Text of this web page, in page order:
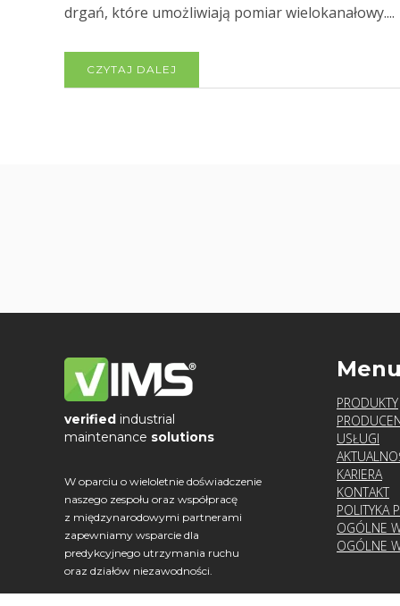
drgań, które umożliwiają pomiar wielokanałowy....
CZYTAJ DALEJ
verified industrial
maintenance solutions
W oparciu o wieloletnie doświadczenie
naszego zespołu oraz współpracę
z międzynarodowymi partnerami
zapewniamy wsparcie dla
predykcyjnego utrzymania ruchu
oraz działów niezawodności.
PRODUKTY
USŁUGI
KARIERA
KONTAKT
POLITYKA
OGÓLNE
OGÓLNE